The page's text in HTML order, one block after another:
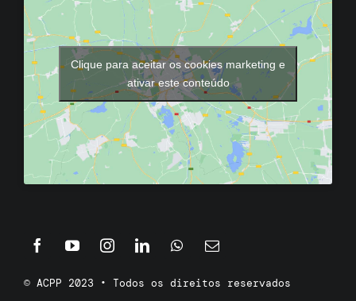
Clique para aceitar os cookies marketing e
ativar este conteúdo
© ACPP 2023 • Todos os direitos reservados